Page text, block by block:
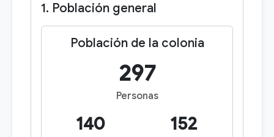
1. Población general
Población de la colonia
297
Personas
140 152